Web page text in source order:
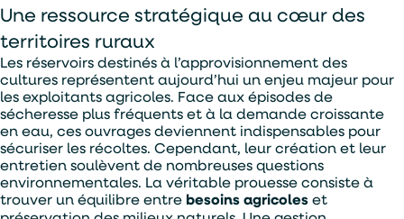
Une ressource stratégique au cœur des
territoires ruraux
Les réservoirs destinés à l’approvisionnement des
cultures représentent aujourd’hui un enjeu majeur pour
les exploitants agricoles. Face aux épisodes de
sécheresse plus fréquents et à la demande croissante
en eau, ces ouvrages deviennent indispensables pour
sécuriser les récoltes. Cependant, leur création et leur
entretien soulèvent de nombreuses questions
environnementales. La véritable prouesse consiste à
trouver un équilibre entre besoins agricoleset